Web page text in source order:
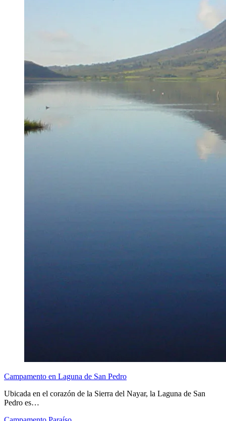
Campamento en Laguna de San Pedro
Ubicada en el corazón de la Sierra del Nayar, la Laguna de San
Pedro es…